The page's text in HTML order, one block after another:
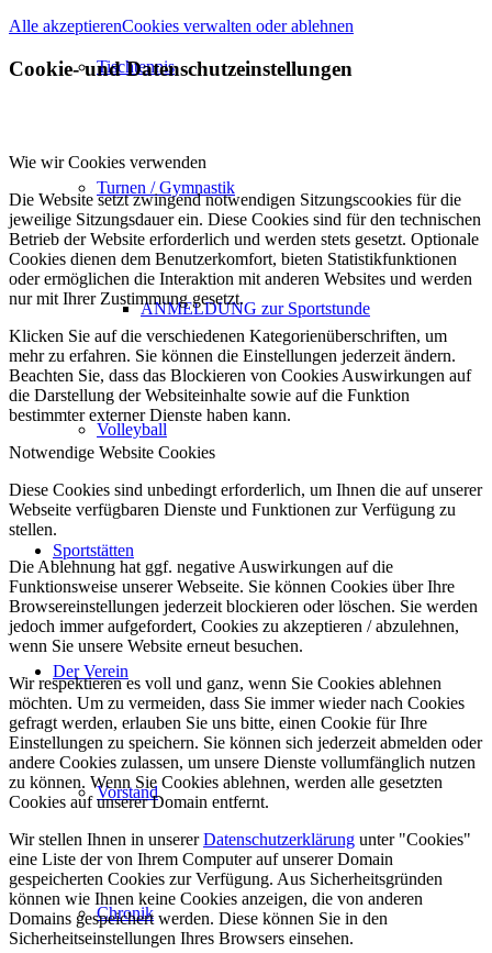
Tischtennis
Turnen / Gymnastik
ANMELDUNG zur Sportstunde
Volleyball
Sportstätten
Der Verein
Vorstand
Chronik
Alle akzeptierenCookies verwalten oder ablehnen
Cookie- und Datenschutzeinstellungen
Wie wir Cookies verwenden
Die Website setzt zwingend notwendigen Sitzungscookies für die
jeweilige Sitzungsdauer ein. Diese Cookies sind für den technischen
Betrieb der Website erforderlich und werden stets gesetzt. Optionale
Cookies dienen dem Benutzerkomfort, bieten Statistikfunktionen
oder ermöglichen die Interaktion mit anderen Websites und werden
nur mit Ihrer Zustimmung gesetzt.
Klicken Sie auf die verschiedenen Kategorienüberschriften, um
mehr zu erfahren. Sie können die Einstellungen jederzeit ändern.
Beachten Sie, dass das Blockieren von Cookies Auswirkungen auf
die Darstellung der Websiteinhalte sowie auf die Funktion
bestimmter externer Dienste haben kann.
Notwendige Website Cookies
Diese Cookies sind unbedingt erforderlich, um Ihnen die auf unserer
Webseite verfügbaren Dienste und Funktionen zur Verfügung zu
stellen.
Die Ablehnung hat ggf. negative Auswirkungen auf die
Funktionsweise unserer Webseite. Sie können Cookies über Ihre
Browsereinstellungen jederzeit blockieren oder löschen. Sie werden
jedoch immer aufgefordert, Cookies zu akzeptieren / abzulehnen,
wenn Sie unsere Website erneut besuchen.
Wir respektieren es voll und ganz, wenn Sie Cookies ablehnen
möchten. Um zu vermeiden, dass Sie immer wieder nach Cookies
gefragt werden, erlauben Sie uns bitte, einen Cookie für Ihre
Einstellungen zu speichern. Sie können sich jederzeit abmelden oder
andere Cookies zulassen, um unsere Dienste vollumfänglich nutzen
zu können. Wenn Sie Cookies ablehnen, werden alle gesetzten
Cookies auf unserer Domain entfernt.
Wir stellen Ihnen in unsererDatenschutzerklärung unter "Cookies"
eine Liste der von Ihrem Computer auf unserer Domain
gespeicherten Cookies zur Verfügung. Aus Sicherheitsgründen
können wie Ihnen keine Cookies anzeigen, die von anderen
Domains gespeichert werden. Diese können Sie in den
Sicherheitseinstellungen Ihres Browsers einsehen.